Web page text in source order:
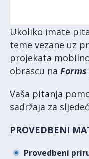
Ukoliko imate
teme vezane uz
projekata
obrascu na Forms
Vaša pitanja
sadržaja za
PROVEDBENI
Provedbeni